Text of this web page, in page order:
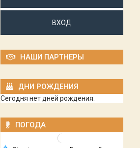
ВХОД
НАШИ ПАРТНЕРЫ
ДНИ РОЖДЕНИЯ
Сегодня нет дней рождения.
ПОГОДА